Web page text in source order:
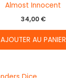
Almost Innocent
34,00 €
AJOUTER AU PANIER